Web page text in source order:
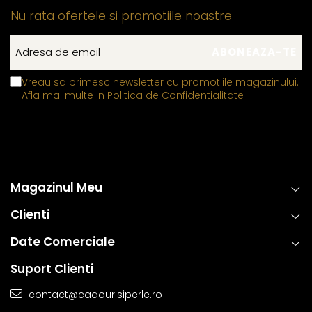
Nu rata ofertele si promotiile noastre
Vreau sa primesc newsletter cu promotiile magazinului.
Afla mai multe in Politica de Confidentialitate
Magazinul Meu
Clienti
Date Comerciale
Suport Clienti
contact@cadourisiperle.ro